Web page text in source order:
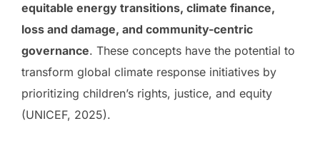
equitable energy transitions, climate finance,
loss and damage, and community-centric
governance. These concepts have the potential to
transform global climate response initiatives by
prioritizing children’s rights, justice, and equity
(UNICEF, 2025).